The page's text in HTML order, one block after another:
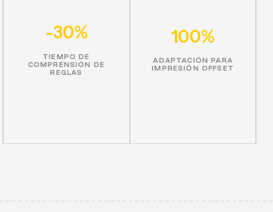
-30%
TIEMPO DE
COMPRENSIÓN DE
REGLAS
100%
ADAPTACIÓN PARA
IMPRESIÓN OFFSET